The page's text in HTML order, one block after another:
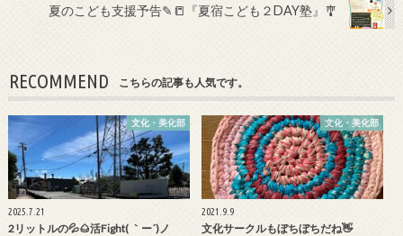
o
夏のこども支援予告✎📒『夏宿こども２DAY塾』🎐
RECOMMEND こちらの記事も人気です。
文化・美化部
2025.7.21
2リットルの💦🌰活Fight( ｀ー´)ノ
文化・美化部
2021.9.9
文化サークルもぼちぼちだね👋